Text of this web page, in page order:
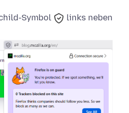
Symbol
links neben